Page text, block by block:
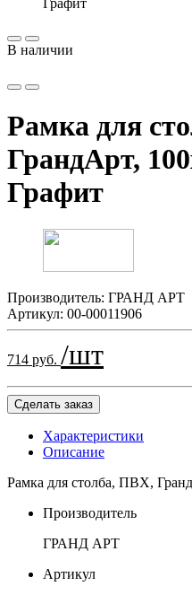
В наличии
Рамка для
ГрандАрт,
Графит
Производитель: ГРАНД АРТ
Артикул: 00-00011906
714 руб. /шт
Сделать заказ
Характеристики
Описание
Рамка для столба, ПВХ,
Производитель
ГРАНД АРТ
Артикул